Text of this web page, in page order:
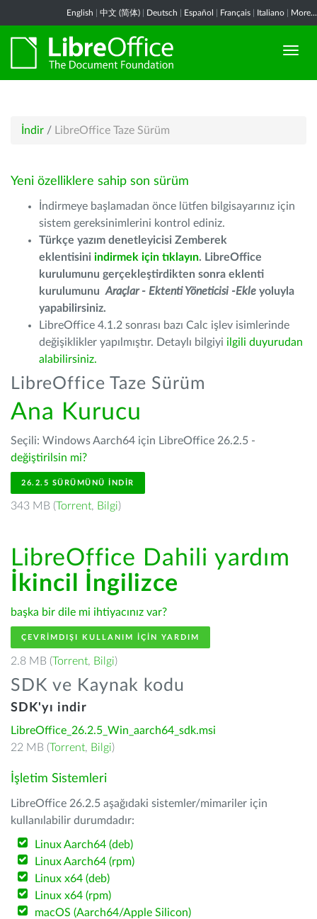
English 中文 (简体) Deutsch Español Français Italiano More...
İndir / LibreOffice Taze Sürüm
Yeni özelliklere sahip son sürüm
İndirmeye başlamadan önce lütfen bilgisayarınız için
sistem gereksinimlerini kontrol ediniz.
Türkçe yazım denetleyicisi Zemberek
eklentisini indirmek için tıklayın. LibreOffice
kurulumunu gerçekleştirdikten sonra eklenti
kurulumunu Araçlar - Ektenti Yöneticisi -Ekle yoluyla
yapabilirsiniz.
LibreOffice 4.1.2 sonrası bazı Calc işlev isimlerinde
değişiklikler yapılmıştır. Detaylı bilgiyi ilgili duyurudan
alabilirsiniz.
LibreOffice Taze Sürüm
Ana Kurucu
Seçili: Windows Aarch64 için LibreOffice 26.2.5 -
değiştirilsin mi?
26.2.5 SÜRÜMÜNÜ İNDIR
343 MB (Torrent, Bilgi)
LibreOffice Dahili yardım
İkincil İngilizce
başka bir dile mi ihtiyacınız var?
ÇEVRIMDIŞI KULLANIM IÇIN YARDIM
2.8 MB (Torrent, Bilgi)
SDK ve Kaynak kodu
SDK'yı indir
LibreOffice_26.2.5_Win_aarch64_sdk.msi
22 MB (Torrent, Bilgi)
İşletim Sistemleri
LibreOffice 26.2.5 aşağıdaki sistemler/mimariler için
kullanılabilir durumdadır:
Linux Aarch64 (deb)
Linux Aarch64 (rpm)
Linux x64 (deb)
Linux x64 (rpm)
macOS (Aarch64/Apple Silicon)